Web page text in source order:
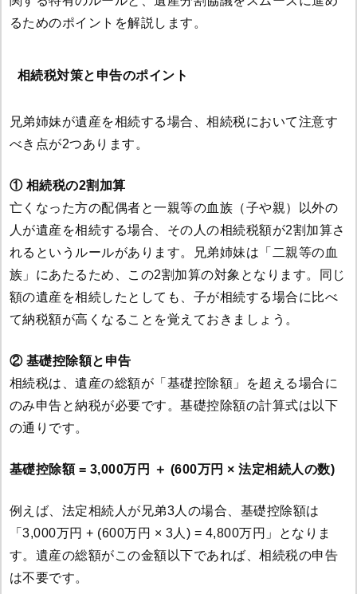
るためのポイントを解説します。
相続税対策と申告のポイント
兄弟姉妹が遺産を相続する場合、相続税において注意す
べき点が2つあります。
① 相続税の2割加算
亡くなった方の配偶者と一親等の血族（子や親）以外の
人が遺産を相続する場合、その人の相続税額が2割加算さ
れるというルールがあります。兄弟姉妹は「二親等の血
族」にあたるため、この2割加算の対象となります。同じ
額の遺産を相続したとしても、子が相続する場合に比べ
て納税額が高くなることを覚えておきましょう。
② 基礎控除額と申告
相続税は、遺産の総額が「基礎控除額」を超える場合に
のみ申告と納税が必要です。基礎控除額の計算式は以下
の通りです。
基礎控除額 = 3,000万円 ＋ (600万円 × 法定相続人の数)
例えば、法定相続人が兄弟3人の場合、基礎控除額は
「3,000万円 + (600万円 × 3人) = 4,800万円」となりま
す。遺産の総額がこの金額以下であれば、相続税の申告
は不要です。